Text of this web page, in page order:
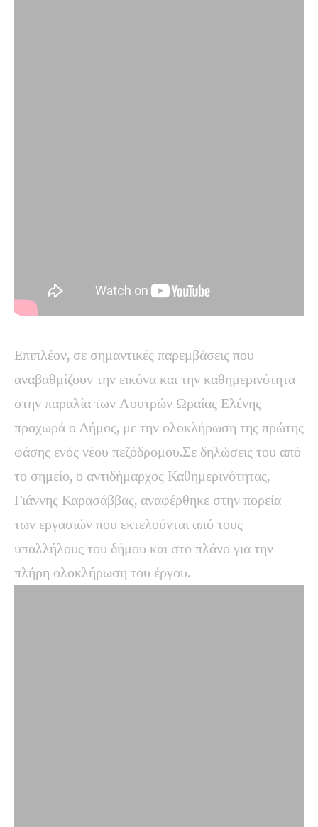
Επιπλέον, σε σημαντικές παρεμβάσεις που
αναβαθμίζουν την εικόνα και την καθημερινότητα
στην παραλία των Λουτρών Ωραίας Ελένης
προχωρά ο Δήμος, με την ολοκλήρωση της πρώτης
φάσης ενός νέου πεζόδρομου.Σε δηλώσεις του από
το σημείο, ο αντιδήμαρχος Καθημερινότητας,
Γιάννης Καρασάββας, αναφέρθηκε στην πορεία
των εργασιών που εκτελούνται από τους
υπαλλήλους του δήμου και στο πλάνο για την
πλήρη ολοκλήρωση του έργου.